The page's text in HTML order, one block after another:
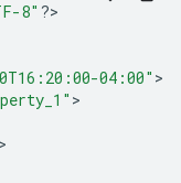
8" ?>
04:00"